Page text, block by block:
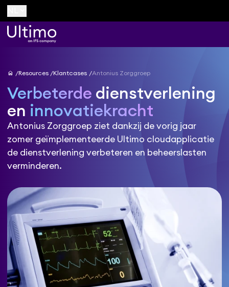
home Resources Klantcases Antonius Zorggroep
Verbeterde dienstverlening
en innovatiekracht
Antonius Zorggroep ziet dankzij de vorig jaar
zomer geïmplementeerde Ultimo cloudapplicatie
de dienstverlening verbeteren en beheerslasten
verminderen.